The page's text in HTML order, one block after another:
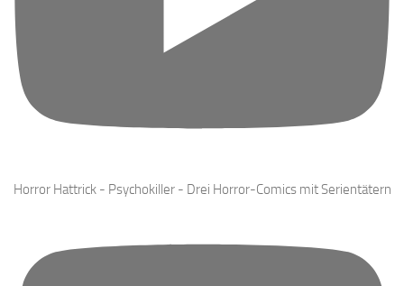
Horror Hattrick - Psychokiller - Drei Horror-Comics mit Serientätern